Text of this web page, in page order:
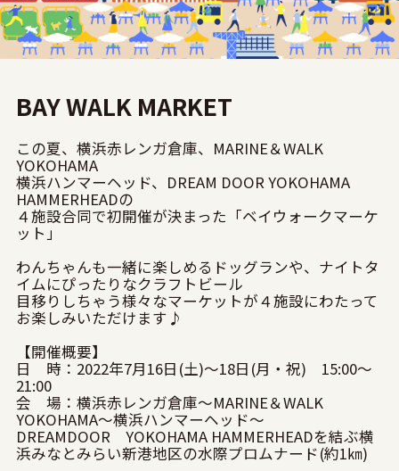
BAY WALK MARKET
この夏、横浜赤レンガ倉庫、MARINE＆WALK
YOKOHAMA
横浜ハンマーヘッド、DREAM DOOR YOKOHAMA
HAMMERHEADの
４施設合同で初開催が決まった「ベイウォークマーケ
ット」
わんちゃんも一緒に楽しめるドッグランや、ナイトタ
イムにぴったりなクラフトビール
目移りしちゃう様々なマーケットが４施設にわたって
お楽しみいただけます♪
【開催概要】
日 時：2022年7月16日(土)～18日(月・祝) 15:00～
21:00
会 場：横浜赤レンガ倉庫～MARINE＆WALK
YOKOHAMA～横浜ハンマーヘッド～
DREAMDOOR YOKOHAMA HAMMERHEADを結ぶ横
浜みなとみらい新港地区の水際プロムナード(約1㎞)